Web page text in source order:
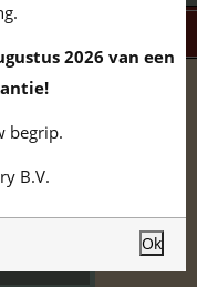
items
2026 van een
begrip.
B.V.
Ok